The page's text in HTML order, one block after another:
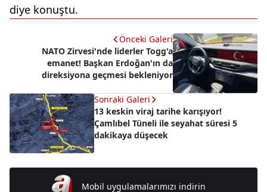
diye konuştu.
Önceki Galeri
NATO Zirvesi'nde liderler Togg'a
emanet! Başkan Erdoğan'ın da
direksiyona geçmesi bekleniyor
Sonraki Galeri
13 keskin viraj tarihe karışıyor!
Çamlıbel Tüneli ile seyahat süresi 5
dakikaya düşecek
Mobil uygulamalarımızı indirin